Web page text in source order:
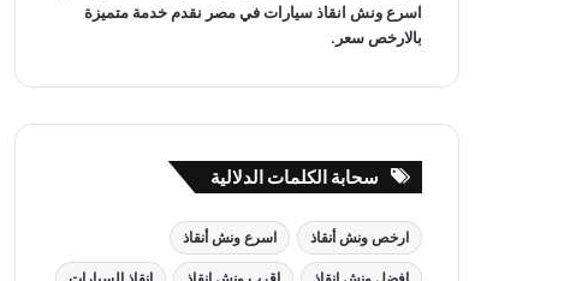
اسرع ونش انقاذ سياراتفي مصر نقدم خدمة متميزة
بالارخص سعر.
سحابة الكلمات الدلالية
ارخص ونش أنقاذ اسرع ونش أنقاذ